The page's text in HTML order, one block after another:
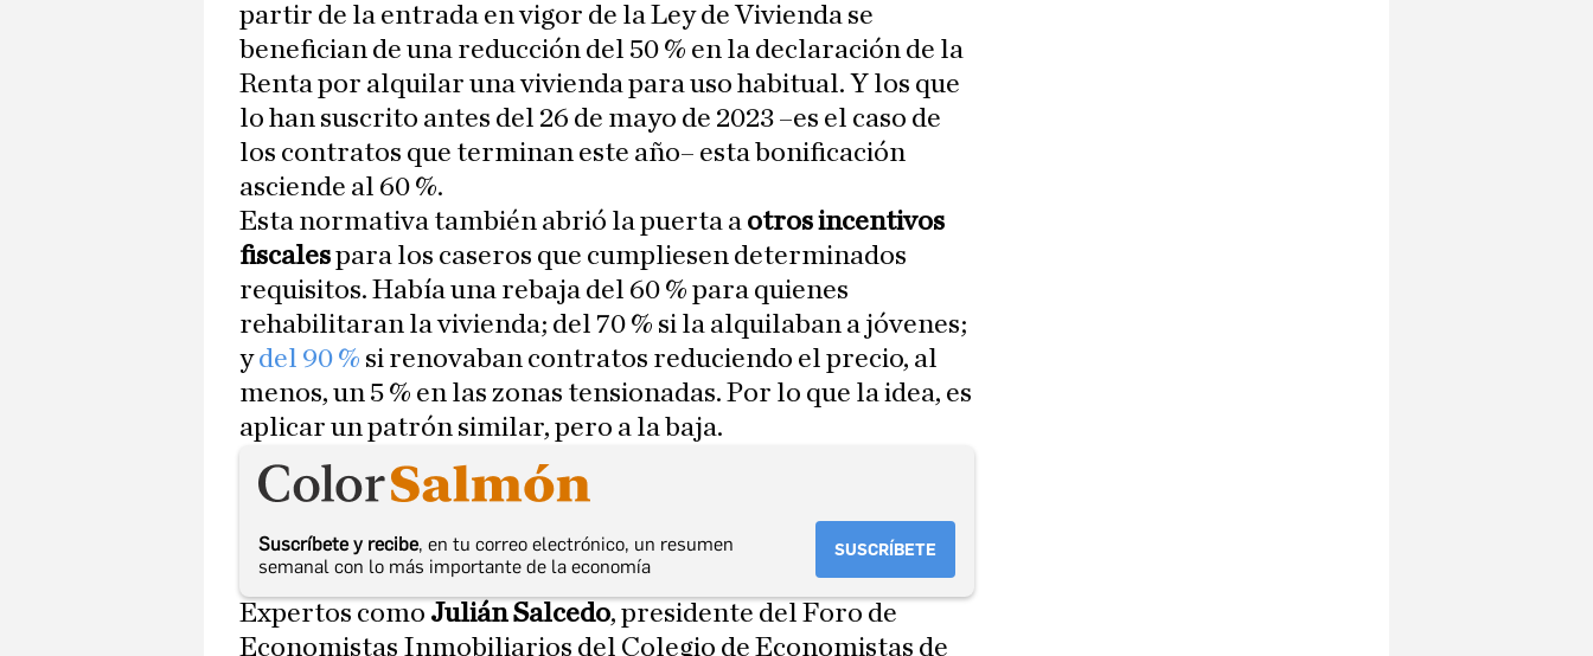
partir de la entrada en vigor de la Ley de Vivienda se
benefician de una reducción del 50 % en la declaración de la
Renta por alquilar una vivienda para uso habitual. Y los que
lo han suscrito antes del 26 de mayo de 2023 –es el caso de
los contratos que terminan este año– esta bonificación
asciende al 60 %.
Esta normativa también abrió la puerta a otros incentivos
fiscalespara los caseros que cumpliesen determinados
requisitos. Había una rebaja del 60 % para quienes
rehabilitaran la vivienda; del 70 % si la alquilaban a jóvenes;
ydel 90 % si renovaban contratos reduciendo el precio, al
menos, un 5 % en las zonas tensionadas. Por lo que la idea, es
aplicar un patrón similar, pero a la baja.
Suscríbete y recibe, en tu correo electrónico, un resumen
semanal con lo más importante de la economía
SUSCRÍBETE
Expertos como Julián Salcedo, presidente del Foro de
Economistas Inmobiliarios del Colegio de Economistas de